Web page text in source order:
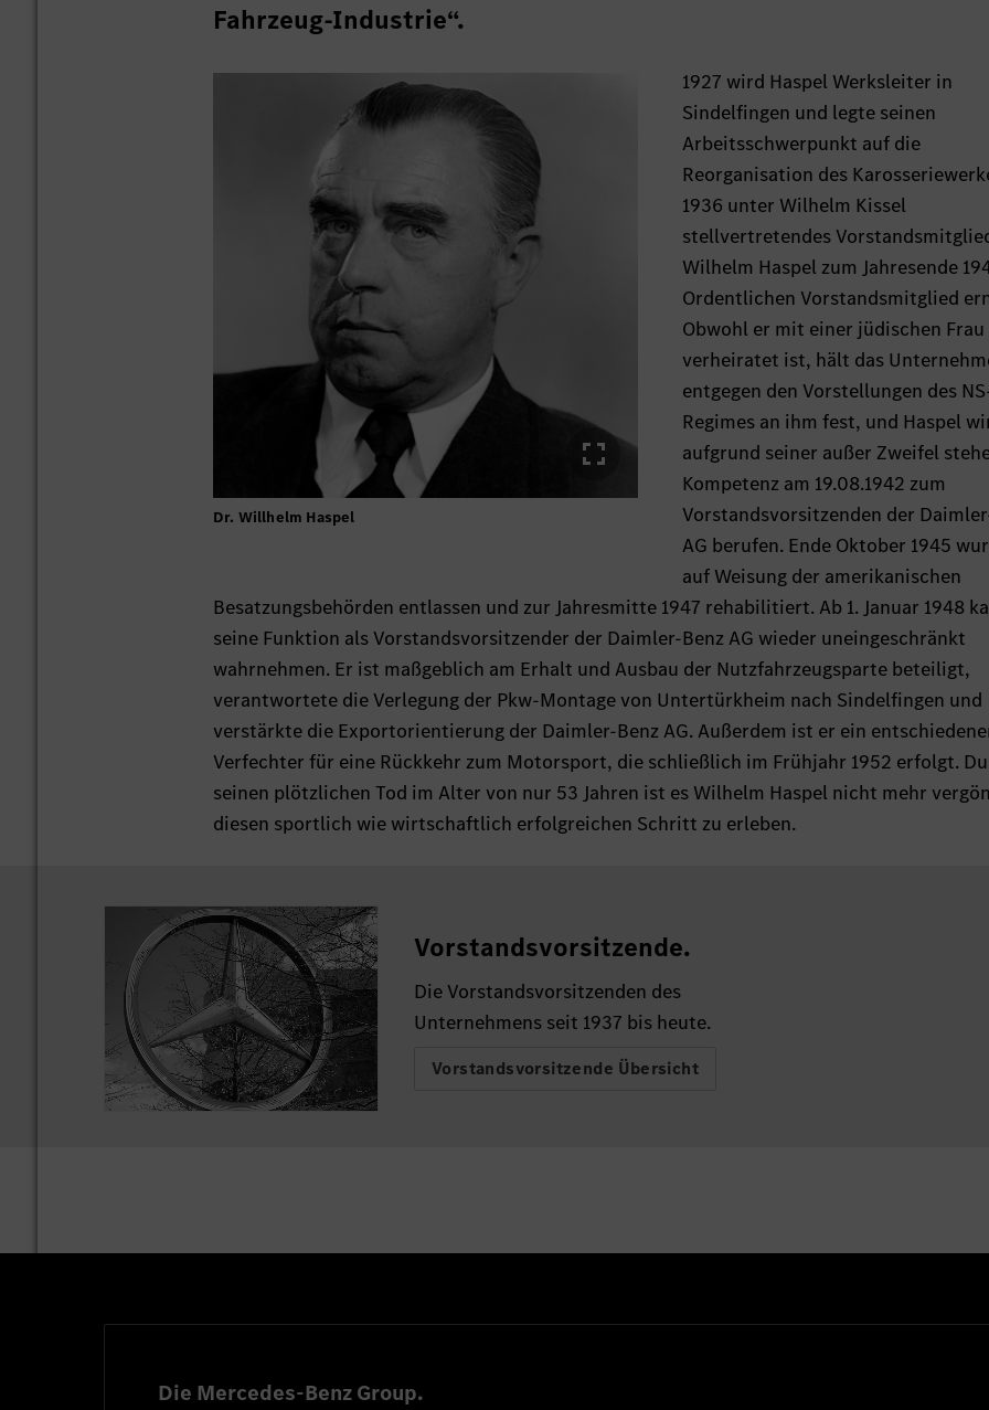
Fahrzeug-Industrie“.
Dr. Willhelm Haspel
1927 wird Haspel Werksleiter in
Sindelfingen und legte seinen
Arbeitsschwerpunkt auf die
Reorganisation des
1936 unter Wilhelm Kissel
stellvertretendes
Wilhelm Haspel zum Jahresende
Ordentlichen Vorstandsmitglied
Obwohl er mit einer jüdischen Frau
verheiratet ist, hält das
entgegen den Vorstellungen des
Regimes an ihm fest, und Haspel
aufgrund seiner außer Zweifel
Kompetenz am 19.08.1942 zum
Vorstandsvorsitzenden der
AG berufen. Ende Oktober 1945
auf Weisung der amerikanischen
Besatzungsbehörden entlassen und zur Jahresmitte 1947 rehabilitiert. Ab 1. Januar 1948
seine Funktion als Vorstandsvorsitzender der Daimler-Benz AG wieder uneingeschränkt
wahrnehmen. Er ist maßgeblich am Erhalt und Ausbau der Nutzfahrzeugsparte beteiligt,
verantwortete die Verlegung der Pkw-Montage von Untertürkheim nach Sindelfingen und
verstärkte die Exportorientierung der Daimler-Benz AG. Außerdem ist er ein
Verfechter für eine Rückkehr zum Motorsport, die schließlich im Frühjahr 1952 erfolgt.
seinen plötzlichen Tod im Alter von nur 53 Jahren ist es Wilhelm Haspel nicht mehr
diesen sportlich wie wirtschaftlich erfolgreichen Schritt zu erleben.
Vorstandsvorsitzende.
Die Vorstandsvorsitzenden des
Unternehmens seit 1937 bis heute.
Vorstandsvorsitzende Übersicht
Die Mercedes-Benz Group.